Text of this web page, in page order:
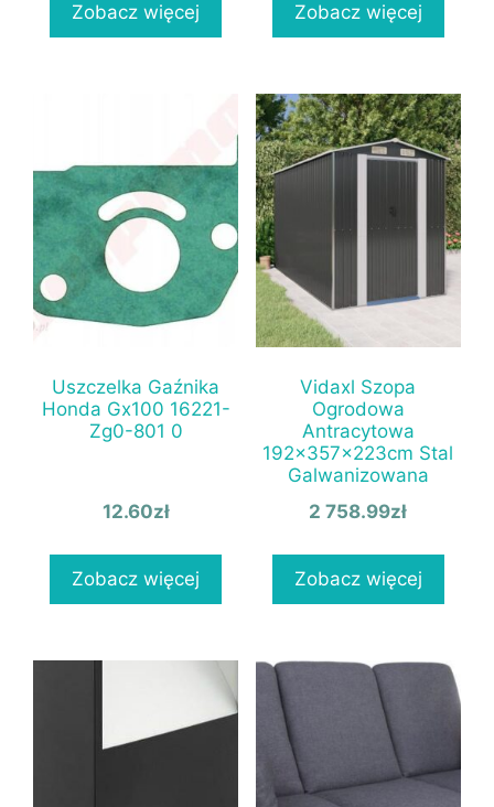
Zobacz więcej Zobacz więcej
Uszczelka Gaźnika
Honda Gx100 16221-
Zg0-801 0
12.60zł
Zobacz więcej
Vidaxl Szopa
Ogrodowa
Antracytowa
192x357x223cm Stal
Galwanizowana
2 758.99zł
Zobacz więcej